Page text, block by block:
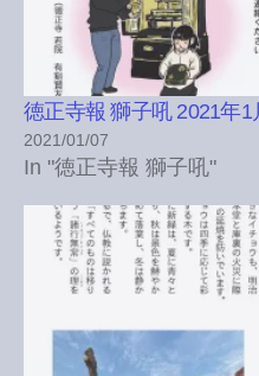
徳正寺報 獅子吼 2021年1
2021/01/07
In "徳正寺報 獅子吼"